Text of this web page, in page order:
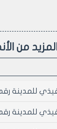
الخالية من
تصليح فيه دون
المزيد من
رقم 100 لعام
رقم 12 لعام